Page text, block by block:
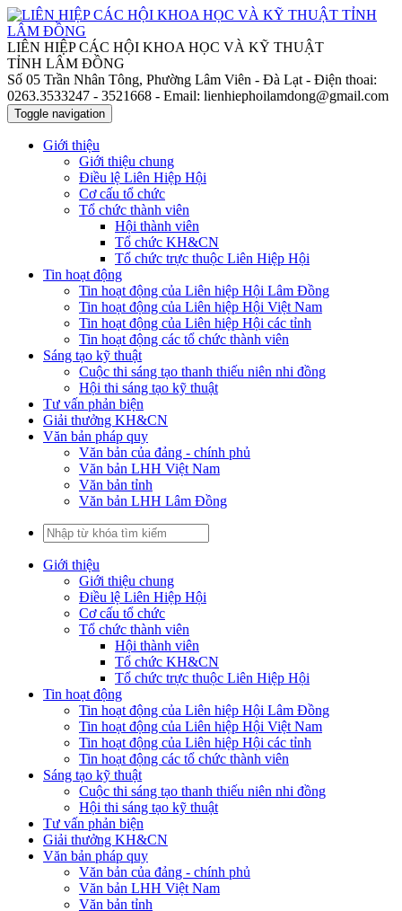
LIÊN HIỆP CÁC HỘI KHOA HỌC VÀ KỸ THUẬT
TỈNH LÂM ĐỒNG
Số 05 Trần Nhân Tông, Phường Lâm Viên - Đà Lạt - Điện thoai:
0263.3533247 - 3521668 - Email: lienhiephoilamdong@gmail.com
Toggle navigation
Giới thiệu
Giới thiệu chung
Điều lệ Liên Hiệp Hội
Cơ cấu tổ chức
Tổ chức thành viên
Hội thành viên
Tổ chức KH&CN
Tổ chức trực thuộc Liên Hiệp Hội
Tin hoạt động
Tin hoạt động của Liên hiệp Hội Lâm Đồng
Tin hoạt động của Liên hiệp Hội Việt Nam
Tin hoạt động của Liên hiệp Hội các tỉnh
Tin hoạt động các tổ chức thành viên
Sáng tạo kỹ thuật
Cuộc thi sáng tạo thanh thiếu niên nhi đồng
Hội thi sáng tạo kỹ thuật
Tư vấn phản biện
Giải thưởng KH&CN
Văn bản pháp quy
Văn bản của đảng - chính phủ
Văn bản LHH Việt Nam
Văn bản tỉnh
Văn bản LHH Lâm Đồng
Giới thiệu
Giới thiệu chung
Điều lệ Liên Hiệp Hội
Cơ cấu tổ chức
Tổ chức thành viên
Hội thành viên
Tổ chức KH&CN
Tổ chức trực thuộc Liên Hiệp Hội
Tin hoạt động
Tin hoạt động của Liên hiệp Hội Lâm Đồng
Tin hoạt động của Liên hiệp Hội Việt Nam
Tin hoạt động của Liên hiệp Hội các tỉnh
Tin hoạt động các tổ chức thành viên
Sáng tạo kỹ thuật
Cuộc thi sáng tạo thanh thiếu niên nhi đồng
Hội thi sáng tạo kỹ thuật
Tư vấn phản biện
Giải thưởng KH&CN
Văn bản pháp quy
Văn bản của đảng - chính phủ
Văn bản LHH Việt Nam
Văn bản tỉnh